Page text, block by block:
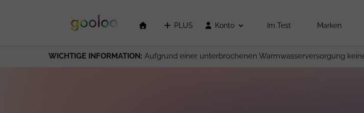
PLUS Konto Im Test Marken
WICHTIGE INFORMATION: Aufgrund einer unterbrochenen Warmwasserversorgung